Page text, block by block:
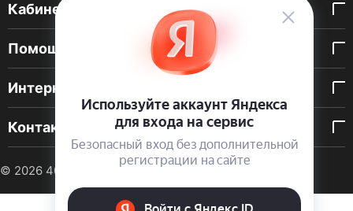
Кабинет покупателя
Помощь покупателю
Интернет-магазин
Контакты
© 2026 40 DEN. Интернет-магазин